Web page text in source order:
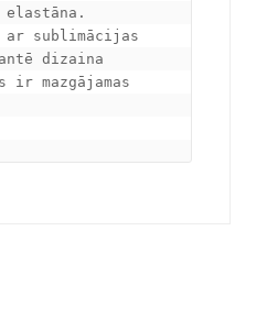
elastāna.
ar sublimācijas
dizaina
ir mazgājamas